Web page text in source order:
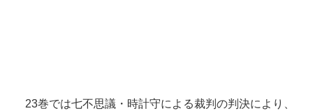
23巻では七不思議・時計守による裁判の判決により、